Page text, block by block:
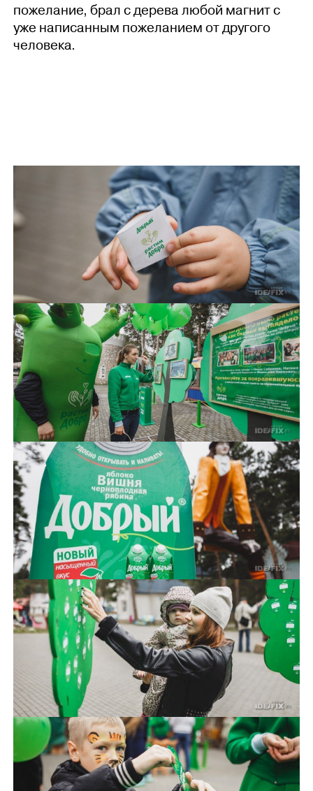
пожелание, брал с дерева любой магнит с
уже написанным пожеланием от другого
человека.